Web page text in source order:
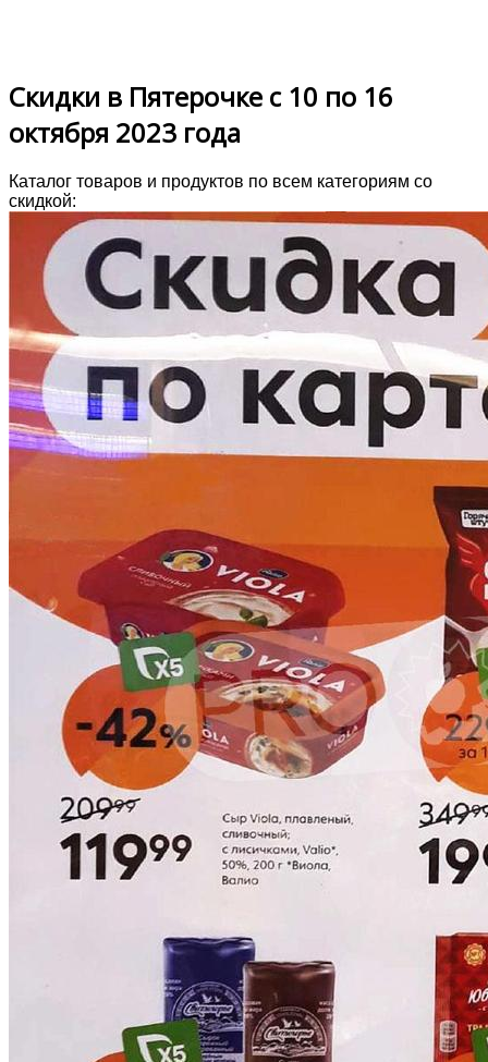
Скидки в Пятерочке с 10 по 16
октября 2023 года
Каталог товаров и продуктов по всем категориям со
скидкой: